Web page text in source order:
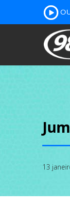
13